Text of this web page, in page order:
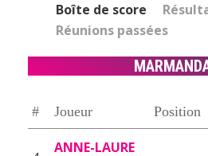
Boîte de score
Réunions passées
# Joueur Position
ANNE-LAURE